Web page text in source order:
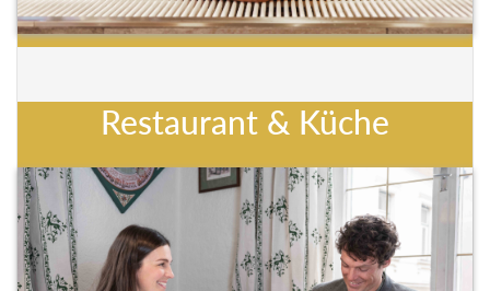
Restaurant & Küche